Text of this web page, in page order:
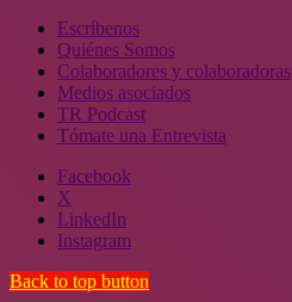
Escríbenos
Quiénes Somos
Colaboradores y colaboradoras
Medios asociados
TR Podcast
Tómate una Entrevista
Facebook
X
LinkedIn
Instagram
Back to top button